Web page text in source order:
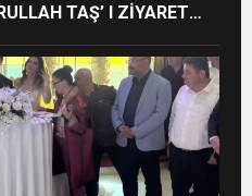
TAŞ’ I ZİYARET